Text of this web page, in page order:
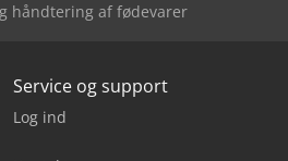
håndtering af fødevarer
Service og support
Log ind